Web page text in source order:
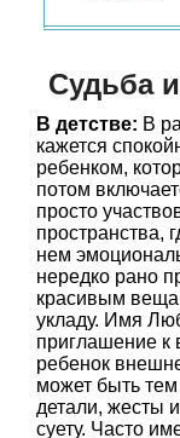
Судьба
В детстве: В
кажется
ребенком,
потом
просто
пространства,
нем
нередко рано
красивым
укладу. Имя
приглашение к
ребенок
может быть
детали, жесты
суету. Часто